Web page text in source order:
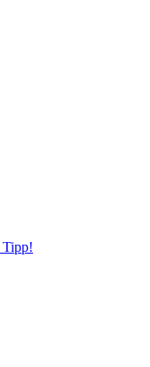
Tipp!